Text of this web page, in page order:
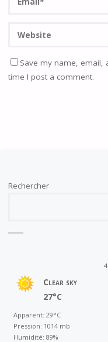
Save my name, email,
time I post a comment.
Rechercher
Clear sky
27°C
Apparent: 29°C
Pression: 1014 mb
Humidité: 89%